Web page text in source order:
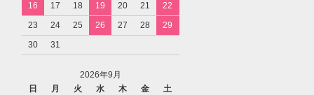
16
17 18 19 20 21
22
23
24 25 26 27 28
29
30
31
2026年9月
日
月 火 水 木 金
土